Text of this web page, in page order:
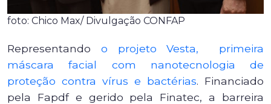
foto: Chico Max/ Divulgação CONFAP
Representando o projeto Vesta, primeira
máscara facial com nanotecnologia de
proteção contra vírus e bactérias. Financiado
pela Fapdf e gerido pela Finatec, a barreira